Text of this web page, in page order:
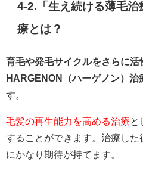
4-2.「生え続ける薄毛
療とは？
育毛や発毛サイクルをさらに活
HARGENON（ハーゲノン）治
す。
毛髪の再生能力を高める治療 と
することができます。治療した
にかなり期待が持てます。